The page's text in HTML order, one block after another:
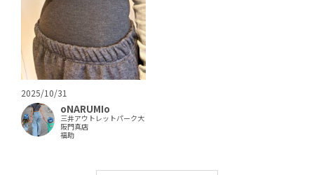
2025/10/31
oNARUMIo
三井アウトレットパーク大
阪門真店
福助